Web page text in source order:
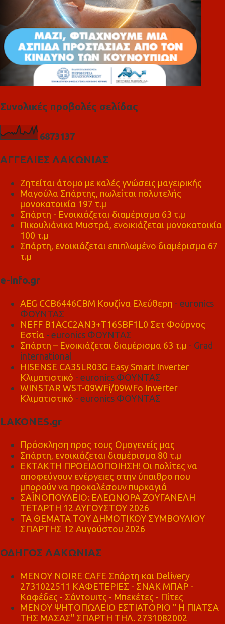
Συνολικές προβολές σελίδας
6873137
ΑΓΓΕΛΙΕΣ ΛΑΚΩΝΙΑΣ
Ζητείται άτομο με καλές γνώσεις μαγειρικής
Μαγούλα Σπάρτης, πωλείται πολυτελής
μονοκατοικία 197 τ.μ
Σπάρτη - Ενοικιάζεται διαμέρισμα 63 τ.μ
Πικουλιάνικα Μυστρά, ενοικιάζεται μονοκατοικία
100 τ.μ
Σπάρτη, ενοικιάζεται επιπλωμένο διαμέρισμα 67
τ.μ
e-info.gr
AEG CCB6446CBM Κουζίνα Ελεύθερη - euronics
ΦΟΥΝΤΑΣ
NEFF B1ACC2AN3+T16SBF1L0 Σετ Φούρνος
Εστία - euronics ΦΟΥΝΤΑΣ
Σπάρτη – Ενοικιάζεται διαμέρισμα 63 τ.μ - Grad
international
HISENSE CA35LR03G Easy Smart Inverter
Κλιματιστικό - euronics ΦΟΥΝΤΑΣ
WINSTAR WST-09WFi/09WFo Inverter
Κλιματιστικό - euronics ΦΟΥΝΤΑΣ
LAKONES.gr
Πρόσκληση προς τους Ομογενείς μας
Σπάρτη, ενοικιάζεται διαμέρισμα 80 τ.μ
ΕΚΤΑΚΤΗ ΠΡΟΕΙΔΟΠΟΙΗΣΗ! Οι πολίτες να
αποφεύγουν ενέργειες στην ύπαιθρο που
μπορούν να προκαλέσουν πυρκαγιά
ΣΑΪΝΟΠΟΥΛΕΙΟ: ΕΛΕΩΝΟΡΑ ΖΟΥΓΑΝΕΛΗ
ΤΕΤΑΡΤΗ 12 ΑΥΓΟΥΣΤΟΥ 2026
ΤΑ ΘΕΜΑΤΑ ΤΟΥ ΔΗΜΟΤΙΚΟΥ ΣΥΜΒΟΥΛΙΟΥ
ΣΠΑΡΤΗΣ 12 Αυγούστου 2026
ΟΔΗΓΟΣ ΛΑΚΩΝΙΑΣ
MENOY NOIRE CAFE Σπάρτη και Delivery
2731022511 ΚΑΦΕΤΕΡΙΕΣ - ΣΝΑΚ ΜΠΑΡ -
Καφέδες - Σάντουιτς - Μπεκέτες - Πίτες
ΜΕΝΟΥ ΨΗΤΟΠΩΛΕΙΟ ΕΣΤΙΑΤΟΡΙΟ " Η ΠΙΑΤΣΑ
ΤΗΣ ΜΑΣΑΣ" ΣΠΑΡΤΗ ΤΗΛ. 2731082002